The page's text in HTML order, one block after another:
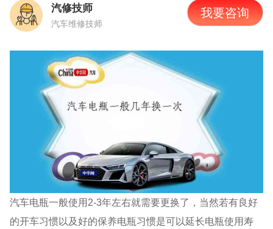
汽修技师
汽车维修技师
我要咨询
汽车电瓶一般使用2-3年左右就需要更换了，当然若有良好
的开车习惯以及好的保养电瓶习惯是可以延长电瓶使用寿